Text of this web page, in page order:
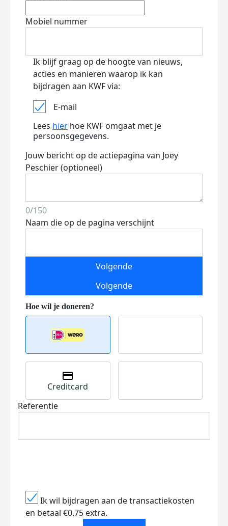
Mobiel nummer
Ik blijf graag op de hoogte van nieuws,
acties en manieren waarop ik kan
bijdragen aan KWF via:
E-mail
Lees hier hoe KWF omgaat met je
persoonsgegevens.
Jouw bericht op de actiepagina van Joey
Peschier (optioneel)
0/150
Naam die op de pagina verschijnt
Volgende
Volgende
Creditcard
Referentie
Ik wil bijdragen aan de transactiekosten
en betaal €0.75 extra.